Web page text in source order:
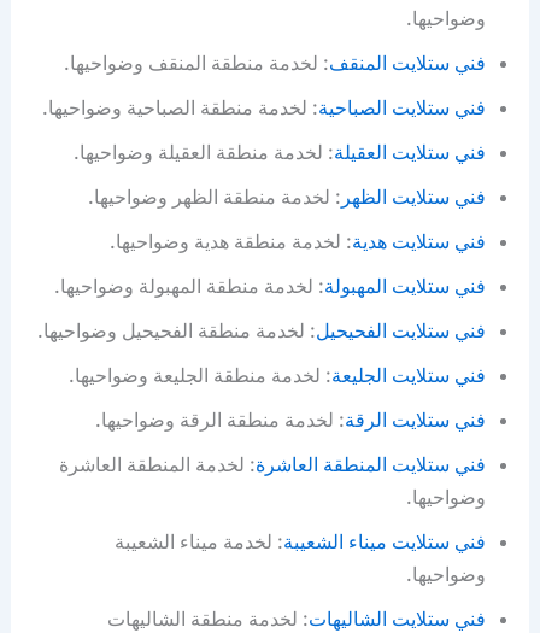
وضواحيها.
فني ستلايت المنقف: لخدمة منطقة المنقف وضواحيها.
فني ستلايت الصباحية: لخدمة منطقة الصباحية وضواحيها.
فني ستلايت العقيلة: لخدمة منطقة العقيلة وضواحيها.
فني ستلايت الظهر : لخدمة منطقة الظهر وضواحيها.
فني ستلايت هدية: لخدمة منطقة هدية وضواحيها.
فني ستلايت المهبولة: لخدمة منطقة المهبولة وضواحيها.
فني ستلايت الفحيحيل: لخدمة منطقة الفحيحيل وضواحيها.
فني ستلايت الجليعة: لخدمة منطقة الجليعة وضواحيها.
فني ستلايت الرقة: لخدمة منطقة الرقة وضواحيها.
فني ستلايت المنطقة العاشرة: لخدمة المنطقة العاشرة
وضواحيها.
فني ستلايت ميناء الشعيبة: لخدمة ميناء الشعيبة
وضواحيها.
فني ستلايت الشاليهات: لخدمة منطقة الشاليهات